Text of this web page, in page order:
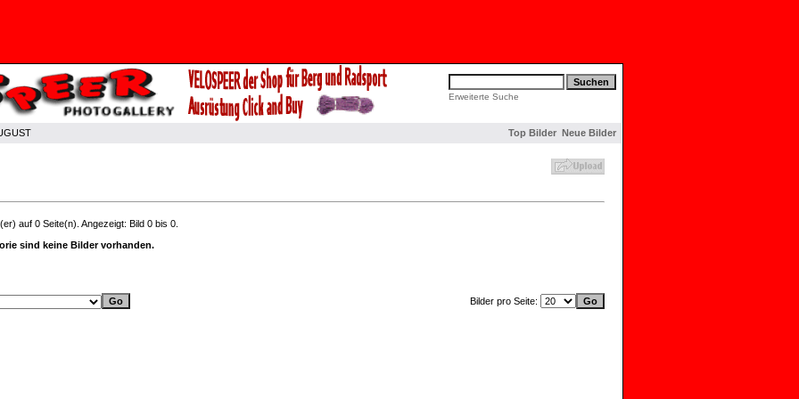
Erweiterte Suche
Top Bilder Neue Bilder
auf 0 Seite(n). Angezeigt: Bild 0 bis 0.
sind keine Bilder vorhanden.
Bilder pro Seite: